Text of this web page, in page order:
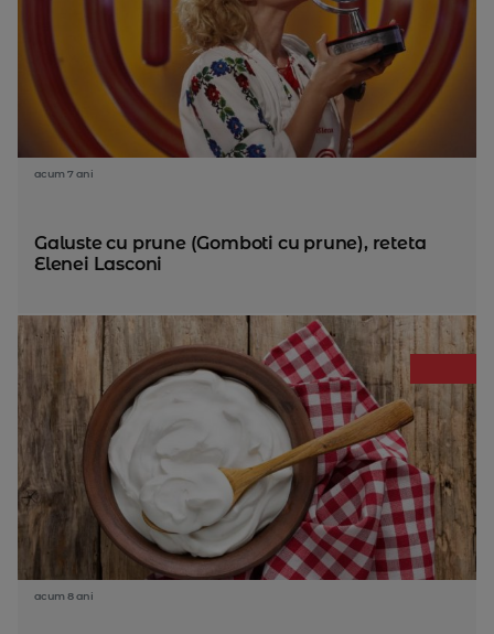
acum 7 ani
Galuste cu prune (Gomboti cu prune), reteta
Elenei Lasconi
acum 8 ani